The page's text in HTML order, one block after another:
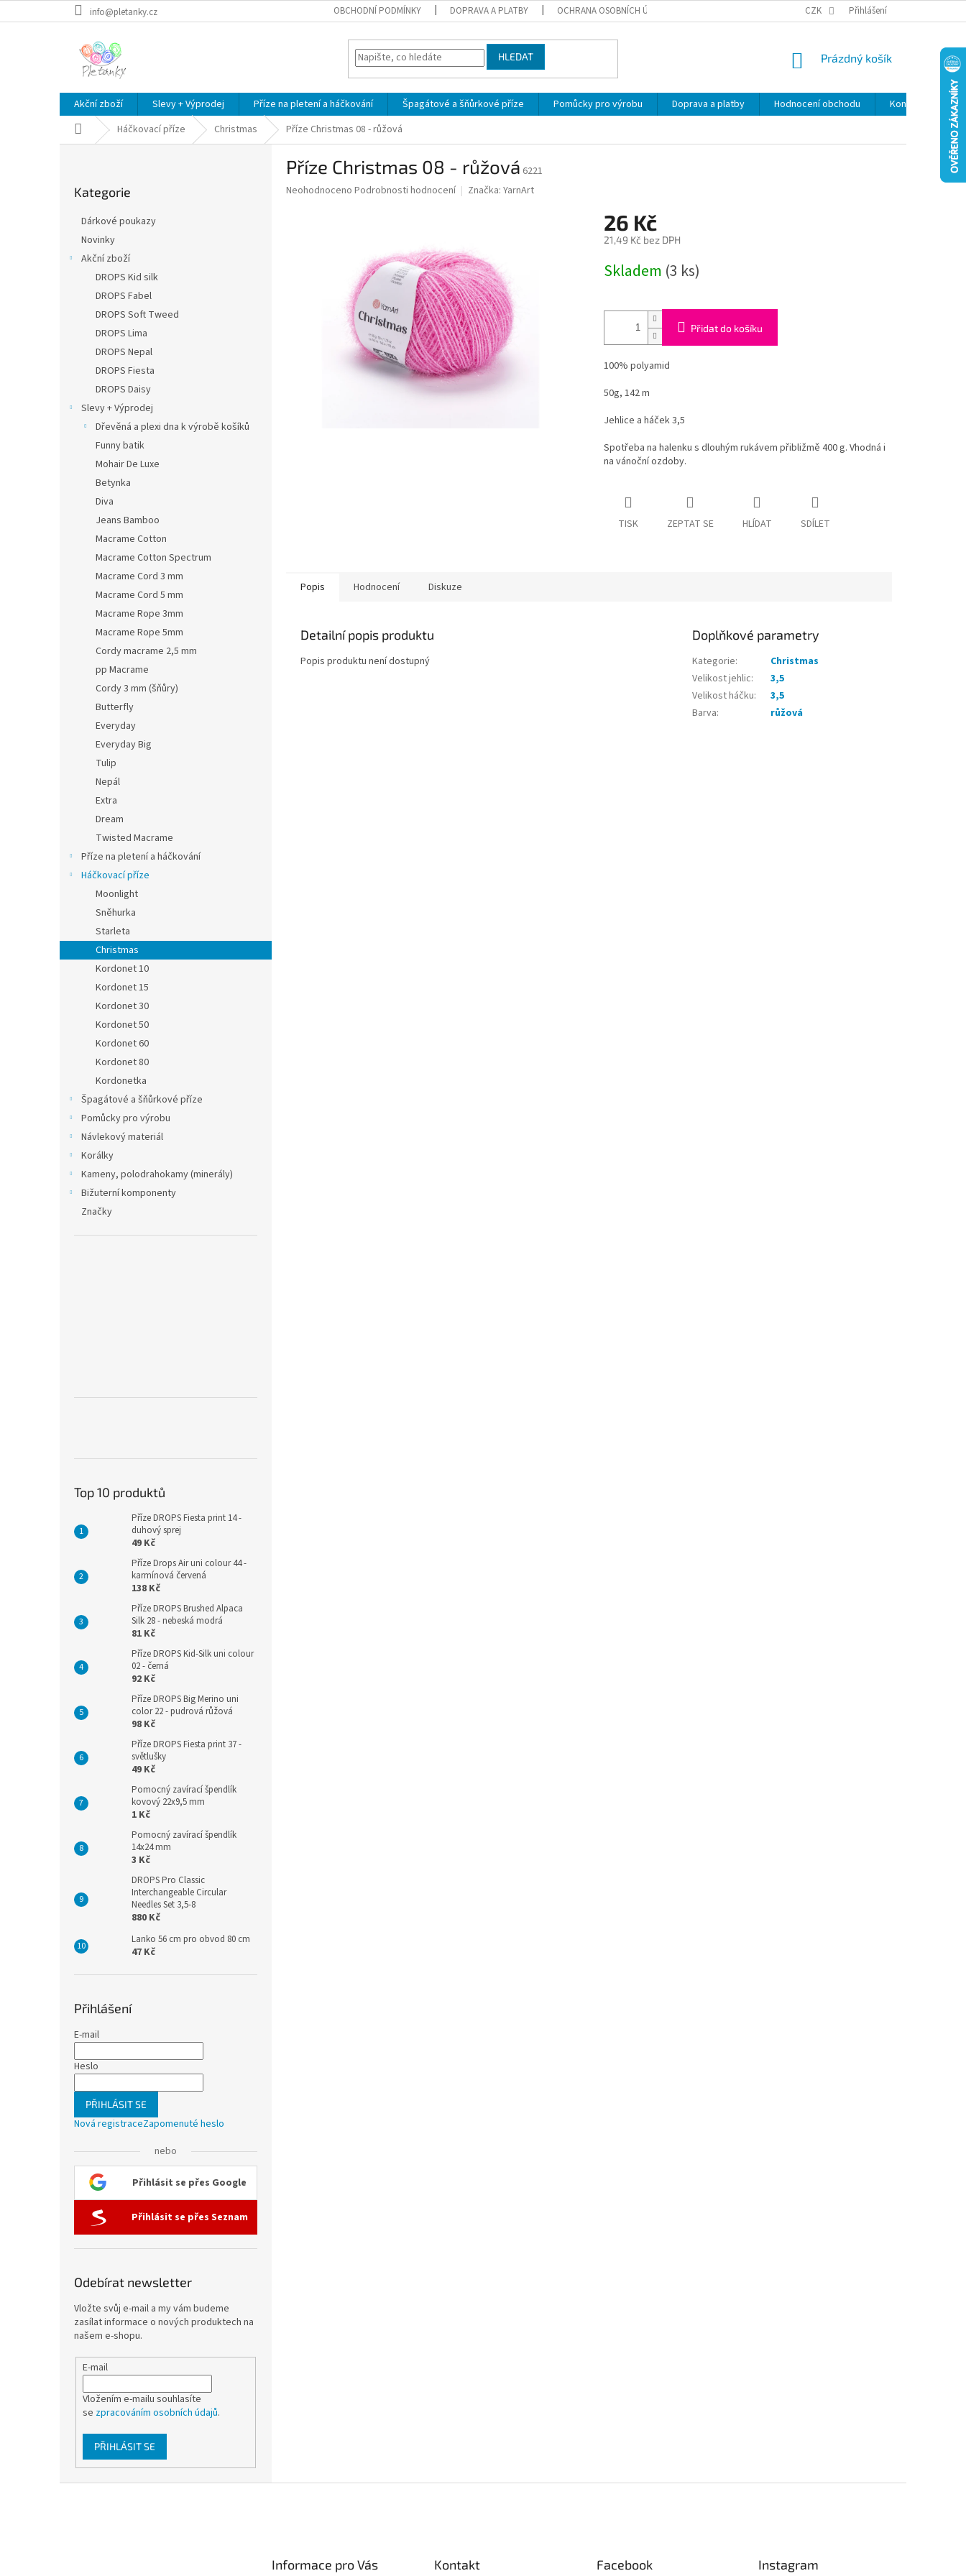
na
info@pletanky.cz OBCHODNÍ PODMÍNKY DOPRAVA A PLATBY OCHRANA OSOBNÍCH ÚDAJŮ CZK Přihlášení
HLEDAT
NÁKUPNÍ
Prázdný košík
Akční zboží Slevy + Výprodej Příze na pletení a háčkování Špagátové a šňůrkové příze Pomůcky pro výrobu Doprava a platby Hodnocení obchodu Kontakty
Domů Háčkovací příze Christmas Příze Christmas 08 - růžová
kategorie
Kategorie
Dárkové poukazy
Novinky
Akční zboží
DROPS Kid silk
DROPS Fabel
DROPS Soft Tweed
DROPS Lima
DROPS Nepal
DROPS Fiesta
DROPS Daisy
Slevy + Výprodej
Dřevěná a plexi dna k výrobě košíků
Funny batik
Mohair De Luxe
Betynka
Diva
Jeans Bamboo
Macrame Cotton
Macrame Cotton Spectrum
Macrame Cord 3 mm
Macrame Cord 5 mm
Macrame Rope 3mm
Macrame Rope 5mm
Cordy macrame 2,5 mm
pp Macrame
Cordy 3 mm (šňůry)
Butterfly
Everyday
Everyday Big
Tulip
Nepál
Extra
Dream
Twisted Macrame
Příze na pletení a háčkování
Háčkovací příze
Moonlight
Sněhurka
Starleta
Christmas
Kordonet 10
Kordonet 15
Kordonet 30
Kordonet 50
Kordonet 60
Kordonet 80
Kordonetka
Špagátové a šňůrkové příze
Pomůcky pro výrobu
Návlekový materiál
Korálky
Kameny, polodrahokamy (minerály)
Bižuterní komponenty
Značky
Top 10 produktů
Příze DROPS Fiesta print 14 -
duhový sprej
49 Kč
Příze Drops Air uni colour 44 -
karmínová červená
138 Kč
Příze DROPS Brushed Alpaca
Silk 28 - nebeská modrá
81 Kč
Příze DROPS Kid-Silk uni colour
02 - černá
92 Kč
Příze DROPS Big Merino uni
color 22 - pudrová růžová
98 Kč
Příze DROPS Fiesta print 37 -
světlušky
49 Kč
Pomocný zavírací špendlík
kovový 22x9,5 mm
1 Kč
Pomocný zavírací špendlík
14x24 mm
3 Kč
DROPS Pro Classic
Interchangeable Circular
Needles Set 3,5-8
880 Kč
Lanko 56 cm pro obvod 80 cm
47 Kč
Přihlášení
E-mail
Heslo
PŘIHLÁSIT SE
Nová registraceZapomenuté heslo
nebo
Přihlásit se přes Google
Přihlásit se přes Seznam
Odebírat newsletter
Vložte svůj e-mail a my vám budeme
zasílat informace o nových produktech na
našem e-shopu.
E-mail
Vložením e-mailu souhlasíte
se zpracováním osobních údajů.
PŘIHLÁSIT SE
Příze Christmas 08 - růžová 6221
Průměrné
Neohodnoceno Podrobnosti hodnocení Značka: YarnArt
26 Kč
21,49 Kč bez DPH
cena:
Skladem (3 ks)
Přidat do košíku
100% polyamid
50g, 142 m
Jehlice a háček 3,5
Spotřeba na halenku s dlouhým rukávem přibližmě 400 g. Vhodná i
na vánoční ozdoby.
TISK ZEPTAT SE HLÍDAT SDÍLET
Popis Hodnocení Diskuze
Detailní popis produktu
Popis produktu není dostupný
Doplňkové parametry
Kategorie:
Christmas
Velikost jehlic:
3,5
Velikost háčku:
3,5
Barva: růžová
Informace pro Vás Kontakt Facebook Instagram